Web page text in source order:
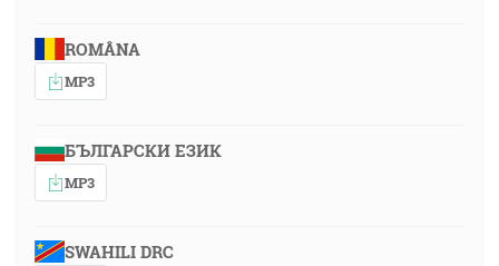
ROMÂNA
MP3
БЪЛГАРСКИ ЕЗИК
MP3
SWAHILI DRC